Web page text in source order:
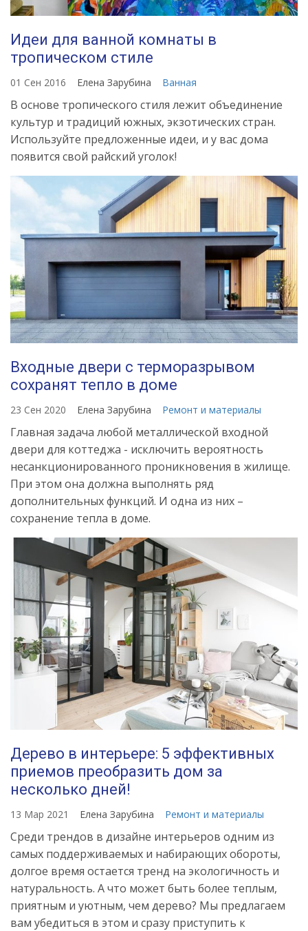
Идеи для ванной комнаты в
тропическом стиле
01 Сен 2016 Елена Зарубина Ванная
В основе тропического стиля лежит объединение
культур и традиций южных, экзотических стран.
Используйте предложенные идеи, и у вас дома
появится свой райский уголок!
Входные двери с терморазрывом
сохранят тепло в доме
23 Сен 2020 Елена Зарубина Ремонт и материалы
Главная задача любой металлической входной
двери для коттеджа - исключить вероятность
несанкционированного проникновения в жилище.
При этом она должна выполнять ряд
дополнительных функций. И одна из них –
сохранение тепла в доме.
Дерево в интерьере: 5 эффективных
приемов преобразить дом за
несколько дней!
13 Мар 2021 Елена Зарубина Ремонт и материалы
Среди трендов в дизайне интерьеров одним из
самых поддерживаемых и набирающих обороты,
долгое время остается тренд на экологичность и
натуральность. А что может быть более теплым,
приятным и уютным, чем дерево? Мы предлагаем
вам убедиться в этом и сразу приступить к